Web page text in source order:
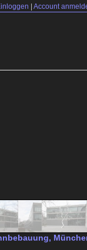
Account